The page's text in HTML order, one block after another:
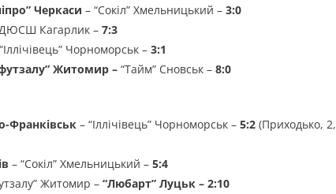
Черкаси – “Сокіл” Хмельницький – 3:0
Кагарлик – 7:3
Чорноморськ – 3:1
Житомир – “Тайм” Сновськ – 8:0
Франківськ – “Іллічівець” Чорноморськ – 5:2 (Приходько,
– “Сокіл” Хмельницький – 5:4
Житомир – “Любарт” Луцьк – 2:10